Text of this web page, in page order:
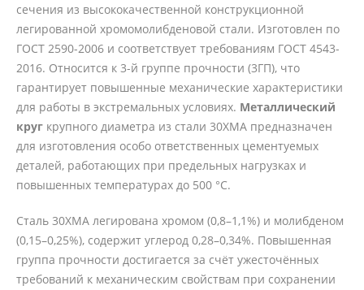
сечения из высококачественной конструкционной
легированной хромомолибденовой стали. Изготовлен по
ГОСТ 2590-2006 и соответствует требованиям ГОСТ 4543-
2016. Относится к 3-й группе прочности (3ГП), что
гарантирует повышенные механические характеристики
для работы в экстремальных условиях. Металлический
круг крупного диаметра из стали 30ХМА предназначен
для изготовления особо ответственных цементуемых
деталей, работающих при предельных нагрузках и
повышенных температурах до 500 °C.
Сталь 30ХМА легирована хромом (0,8–1,1%) и молибденом
(0,15–0,25%), содержит углерод 0,28–0,34%. Повышенная
группа прочности достигается за счёт ужесточённых
требований к механическим свойствам при сохранении